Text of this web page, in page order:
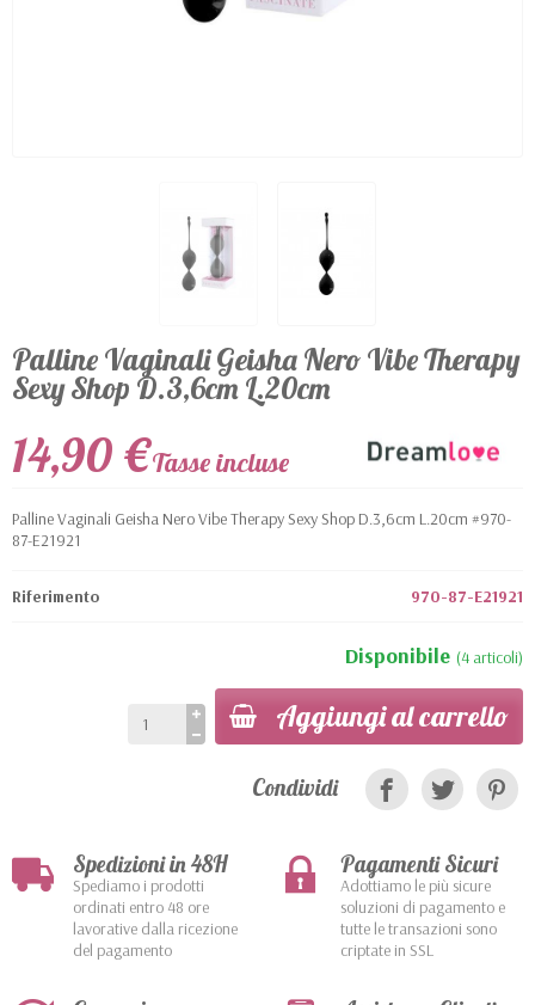
Palline Vaginali Geisha Nero Vibe Therapy
Sexy Shop D.3,6cm L.20cm
14,90 €Tasse incluse
Palline Vaginali Geisha Nero Vibe Therapy Sexy Shop D.3,6cm L.20cm #970-
87-E21921
Riferimento 970-87-E21921
Disponibile (4 articoli)
Aggiungi al carrello
Condividi
Spedizioni in 48H
Spediamo i prodotti
ordinati entro 48 ore
lavorative dalla ricezione
del pagamento
Pagamenti Sicuri
Adottiamo le più sicure
soluzioni di pagamento e
tutte le transazioni sono
criptate in SSL